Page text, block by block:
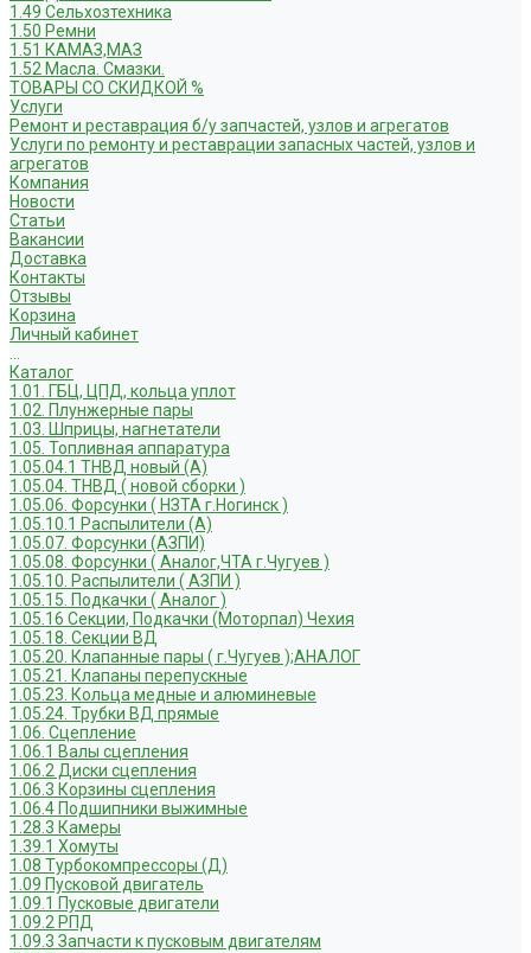
1.49 Сельхозтехника
1.50 Ремни
1.51 КАМАЗ,МАЗ
1.52 Масла. Смазки.
ТОВАРЫ СО СКИДКОЙ %
Услуги
Ремонт и реставрация б/у запчастей, узлов и агрегатов
Услуги по ремонту и реставрации запасных частей, узлов и
агрегатов
Компания
Новости
Статьи
Вакансии
Доставка
Контакты
Отзывы
Корзина
Личный кабинет
Каталог
1.01. ГБЦ, ЦПД, кольца уплот
1.02. Плунжерные пары
1.03. Шприцы, нагнетатели
1.05. Топливная аппаратура
1.05.04.1 ТНВД новый (А)
1.05.04. ТНВД ( новой сборки )
1.05.06. Форсунки ( НЗТА г.Ногинск )
1.05.10.1 Распылители (А)
1.05.07. Форсунки (АЗПИ)
1.05.08. Форсунки ( Аналог,ЧТА г.Чугуев )
1.05.10. Распылители ( АЗПИ )
1.05.15. Подкачки ( Аналог )
1.05.16 Секции, Подкачки (Моторпал) Чехия
1.05.18. Секции ВД
1.05.20. Клапанные пары ( г.Чугуев );АНАЛОГ
1.05.21. Клапаны перепускные
1.05.23. Кольца медные и алюминевые
1.05.24. Трубки ВД прямые
1.06. Сцепление
1.06.1 Валы сцепления
1.06.2 Диски сцепления
1.06.3 Корзины сцепления
1.06.4 Подшипники выжимные
1.28.3 Камеры
1.39.1 Хомуты
1.08 Турбокомпрессоры (Д)
1.09 Пусковой двигатель
1.09.1 Пусковые двигатели
1.09.2 РПД
1.09.3 Запчасти к пусковым двигателям